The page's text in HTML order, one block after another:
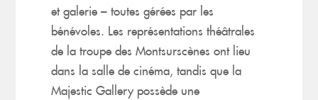
et galerie – toutes gérées par les
bénévoles. Les représentations théâtrales
de la troupe desMontsurscènes ont lieu
dans la salle de cinéma, tandis que la
MajesticGallerypossède une